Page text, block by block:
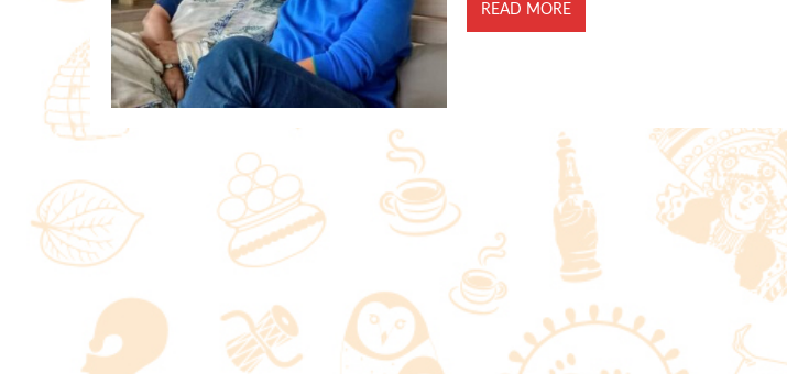
READ MORE